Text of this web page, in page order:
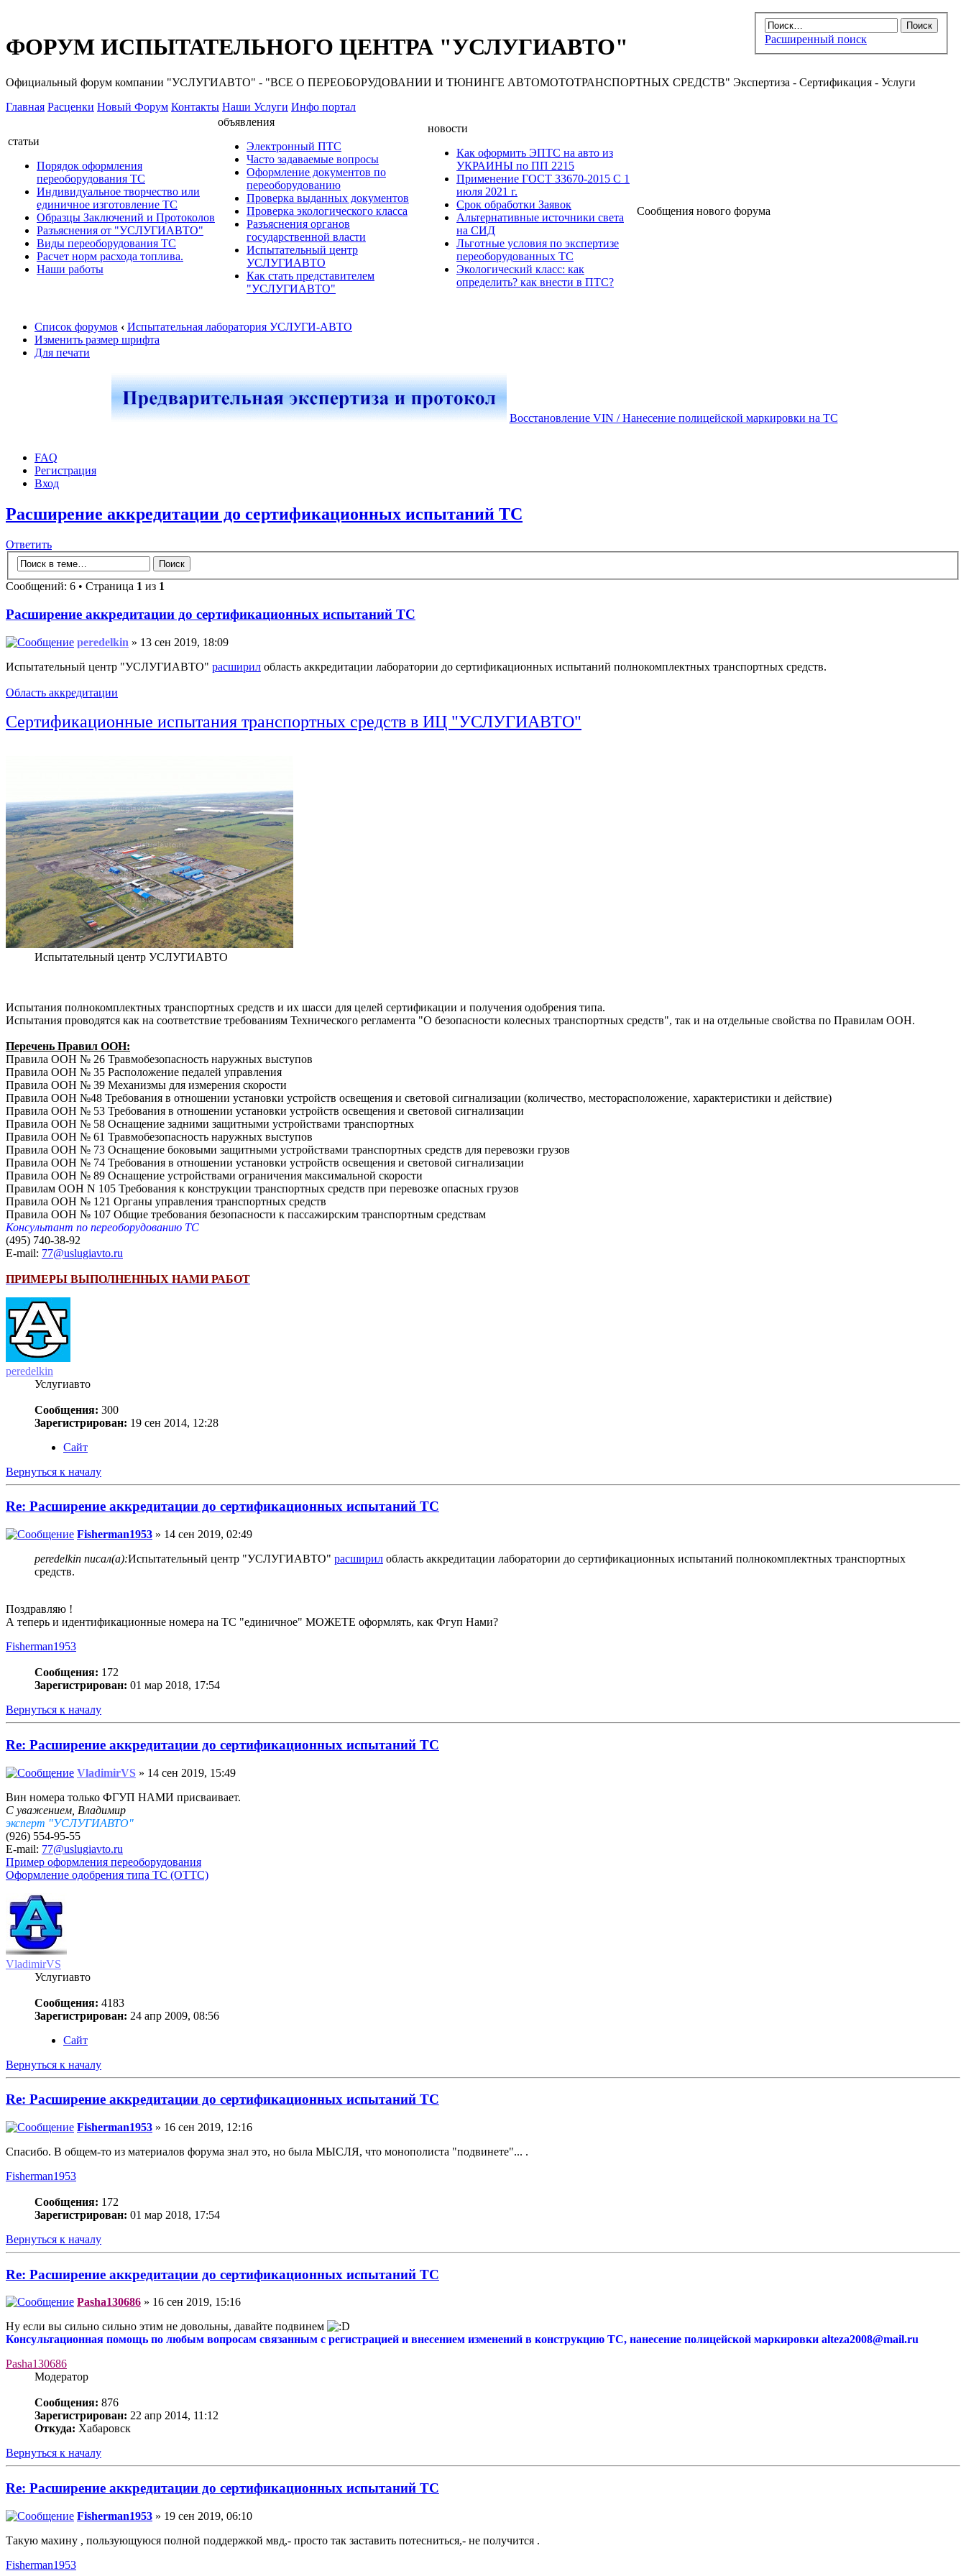
Расширенный поиск
ФОРУМ ИСПЫТАТЕЛЬНОГО ЦЕНТРА "УСЛУГИАВТО"
Официальный форум компании "УСЛУГИАВТО" - "ВСЕ О ПЕРЕОБОРУДОВАНИИ И ТЮНИНГЕ АВТОМОТОТРАНСПОРТНЫХ СРЕДСТВ" Экспертиза - Сертификация - Услуги
Главная Расценки Новый Форум Контакты Наши Услуги Инфо портал
статьи
Порядок оформления
переоборудования ТС
Индивидуальное творчество или
единичное изготовление ТС
Образцы Заключений и Протоколов
Разъяснения от "УСЛУГИАВТО"
Виды переоборудования ТС
Расчет норм расхода топлива.
Наши работы
объявления
Электронный ПТС
Часто задаваемые вопросы
Оформление документов по
переоборудованию
Проверка выданных документов
Проверка экологического класса
Разъяснения органов
государственной власти
Испытательный центр
УСЛУГИАВТО
Как стать представителем
"УСЛУГИАВТО"
новости
Как оформить ЭПТС на авто из
УКРАИНЫ по ПП 2215
Применение ГОСТ 33670-2015 С 1
июля 2021 г.
Срок обработки Заявок
Альтернативные источники света
на СИД
Льготные условия по экспертизе
переоборудованных ТС
Экологический класс: как
определить? как внести в ПТС?
Сообщения нового форума
Список форумов ‹ Испытательная лаборатория УСЛУГИ-АВТО
Изменить размер шрифта
Для печати
Восстановление VIN / Нанесение полицейской маркировки на ТС
FAQ
Регистрация
Вход
Расширение аккредитации до сертификационных испытаний ТС
Ответить
Сообщений: 6 • Страница 1 из 1
Расширение аккредитации до сертификационных испытаний ТС
peredelkin » 13 сен 2019, 18:09
Испытательный центр "УСЛУГИАВТО" расширил область аккредитации лаборатории до сертификационных испытаний полнокомплектных транспортных средств.
Область аккредитации
Сертификационные испытания транспортных средств в ИЦ "УСЛУГИАВТО"
Испытательный центр УСЛУГИАВТО
Испытания полнокомплектных транспортных средств и их шасси для целей сертификации и получения одобрения типа.
Испытания проводятся как на соответствие требованиям Технического регламента "О безопасности колесных транспортных средств", так и на отдельные свойства по Правилам ООН.
Перечень Правил ООН:
Правила ООН № 26 Травмобезопасность наружных выступов
Правила ООН № 35 Расположение педалей управления
Правила ООН № 39 Механизмы для измерения скорости
Правила ООН №48 Требования в отношении установки устройств освещения и световой сигнализации (количество, месторасположение, характеристики и действие)
Правила ООН № 53 Требования в отношении установки устройств освещения и световой сигнализации
Правила ООН № 58 Оснащение задними защитными устройствами транспортных
Правила ООН № 61 Травмобезопасность наружных выступов
Правила ООН № 73 Оснащение боковыми защитными устройствами транспортных средств для перевозки грузов
Правила ООН № 74 Требования в отношении установки устройств освещения и световой сигнализации
Правила ООН № 89 Оснащение устройствами ограничения максимальной скорости
Правилам ООН N 105 Требования к конструкции транспортных средств при перевозке опасных грузов
Правила ООН № 121 Органы управления транспортных средств
Правила ООН № 107 Общие требования безопасности к пассажирским транспортным средствам
Консультант по переоборудованию ТС
(495) 740-38-92
E-mail: 77@uslugiavto.ru
ПРИМЕРЫ ВЫПОЛНЕННЫХ НАМИ РАБОТ
peredelkin
Услугиавто
Сообщения: 300
Зарегистрирован: 19 сен 2014, 12:28
Сайт
Вернуться к началу
Re: Расширение аккредитации до сертификационных испытаний ТС
Fisherman1953 » 14 сен 2019, 02:49
peredelkin писал(а):Испытательный центр "УСЛУГИАВТО" расширил область аккредитации лаборатории до сертификационных испытаний полнокомплектных транспортных
средств.
Поздравляю !
А теперь и идентификационные номера на ТС "единичное" МОЖЕТЕ оформлять, как Фгуп Нами?
Fisherman1953
Сообщения: 172
Зарегистрирован: 01 мар 2018, 17:54
Вернуться к началу
Re: Расширение аккредитации до сертификационных испытаний ТС
VladimirVS » 14 сен 2019, 15:49
Вин номера только ФГУП НАМИ присваивает.
С уважением, Владимир
эксперт "УСЛУГИАВТО"
(926) 554-95-55
E-mail: 77@uslugiavto.ru
Пример оформления переоборудования
Оформление одобрения типа ТС (ОТТС)
VladimirVS
Услугиавто
Сообщения: 4183
Зарегистрирован: 24 апр 2009, 08:56
Сайт
Вернуться к началу
Re: Расширение аккредитации до сертификационных испытаний ТС
Fisherman1953 » 16 сен 2019, 12:16
Спасибо. В общем-то из материалов форума знал это, но была МЫСЛЯ, что монополиста "подвинете"... .
Fisherman1953
Сообщения: 172
Зарегистрирован: 01 мар 2018, 17:54
Вернуться к началу
Re: Расширение аккредитации до сертификационных испытаний ТС
Pasha130686 » 16 сен 2019, 15:16
Ну если вы сильно сильно этим не довольны, давайте подвинем
Консультационная помощь по любым вопросам связанным с регистрацией и внесением изменений в конструкцию ТС, нанесение полицейской маркировки alteza2008@mail.ru
Pasha130686
Модератор
Сообщения: 876
Зарегистрирован: 22 апр 2014, 11:12
Откуда: Хабаровск
Вернуться к началу
Re: Расширение аккредитации до сертификационных испытаний ТС
Fisherman1953 » 19 сен 2019, 06:10
Такую махину , пользующуюся полной поддержкой мвд,- просто так заставить потесниться,- не получится .
Fisherman1953